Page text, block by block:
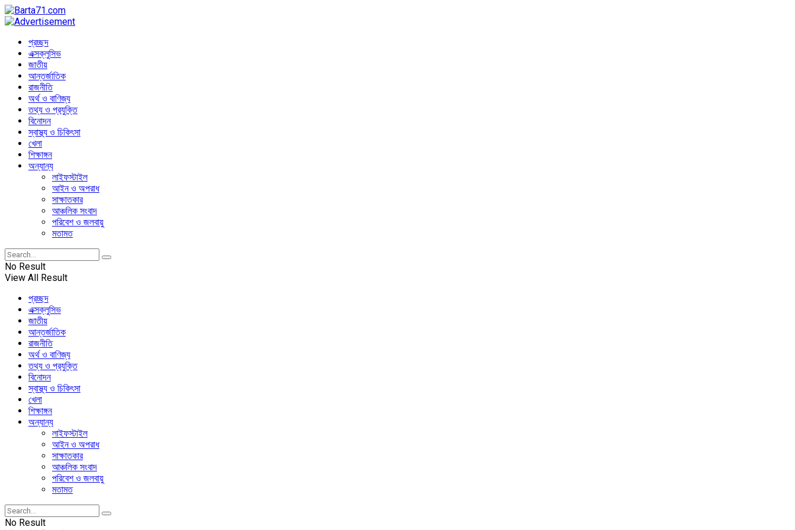
প্রচ্ছদ
এক্সক্লুসিভ
জাতীয়
আন্তর্জাতিক
রাজনীতি
অর্থ ও বাণিজ্য
তথ্য ও প্রযুক্তি
বিনোদন
স্বাস্থ্য ও চিকিৎসা
খেলা
শিক্ষাঙ্গন
অন্যান্য
লাইফস্টাইল
আইন ও অপরাধ
সাক্ষাতকার
আঞ্চলিক সংবাদ
পরিবেশ ও জলবায়ু
মতামত
No Result
View All Result
প্রচ্ছদ
এক্সক্লুসিভ
জাতীয়
আন্তর্জাতিক
রাজনীতি
অর্থ ও বাণিজ্য
তথ্য ও প্রযুক্তি
বিনোদন
স্বাস্থ্য ও চিকিৎসা
খেলা
শিক্ষাঙ্গন
অন্যান্য
লাইফস্টাইল
আইন ও অপরাধ
সাক্ষাতকার
আঞ্চলিক সংবাদ
পরিবেশ ও জলবায়ু
মতামত
No Result